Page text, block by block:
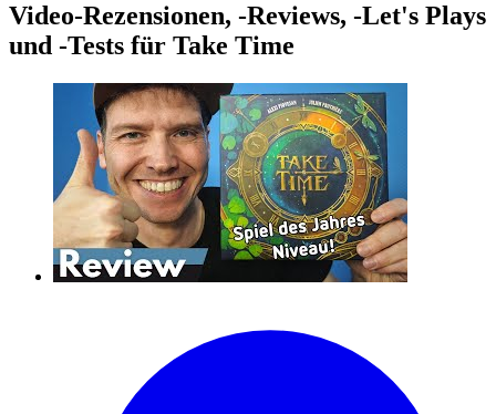
Video-Rezensionen, -Reviews, -Let's Plays
und -Tests für Take Time